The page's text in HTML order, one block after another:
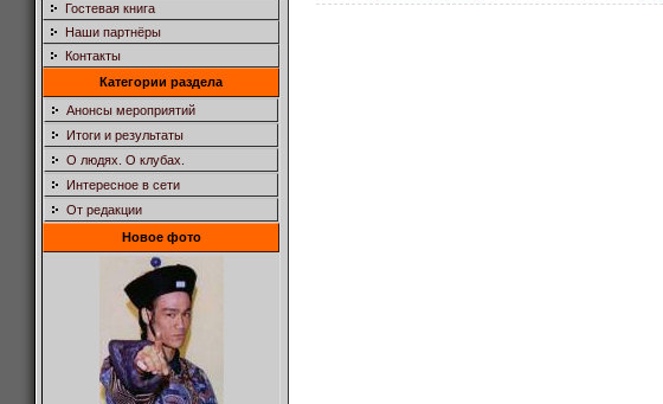
Гостевая книга
Наши партнёры
Контакты
Категории раздела
Анонсы мероприятий
Итоги и результаты
О людях. О клубах.
Интересное в сети
От редакции
Новое фото